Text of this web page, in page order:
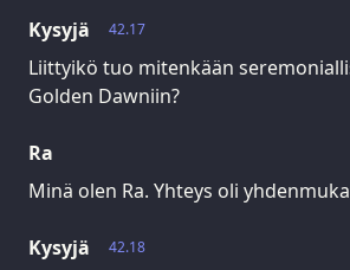
42.17
Kysyjä
Liittyikö tuo mitenkään
Golden Dawniin?
Ra
Minä olen Ra. Yhteys oli
42.18
Kysyjä